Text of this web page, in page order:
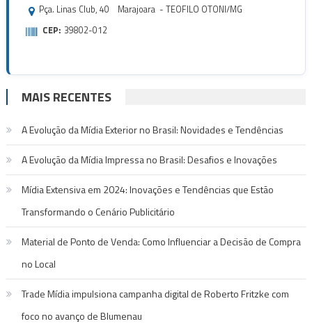
Pça. Linas Club, 40 Marajoara - TEOFILO OTONI/MG
CEP: 39802-012
MAIS RECENTES
A Evolução da Mídia Exterior no Brasil: Novidades e Tendências
A Evolução da Mídia Impressa no Brasil: Desafios e Inovações
Mídia Extensiva em 2024: Inovações e Tendências que Estão
Transformando o Cenário Publicitário
Material de Ponto de Venda: Como Influenciar a Decisão de Compra
no Local
Trade Mídia impulsiona campanha digital de Roberto Fritzke com
foco no avanço de Blumenau